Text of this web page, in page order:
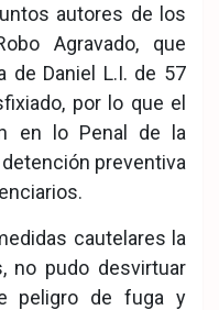
autores de los
Agravado, que
de Daniel L.I. de 57
por lo que el
en lo Penal de la
preventiva
cautelares la
no pudo desvirtuar
peligro de fuga y